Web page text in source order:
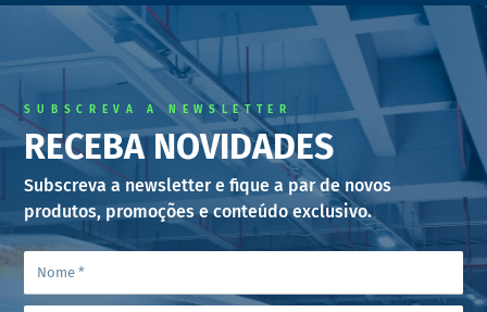
SUBSCREVA A NEWSLETTER
RECEBA NOVIDADES
Subscreva a newsletter e fique a par de novos
produtos, promoções e conteúdo exclusivo.